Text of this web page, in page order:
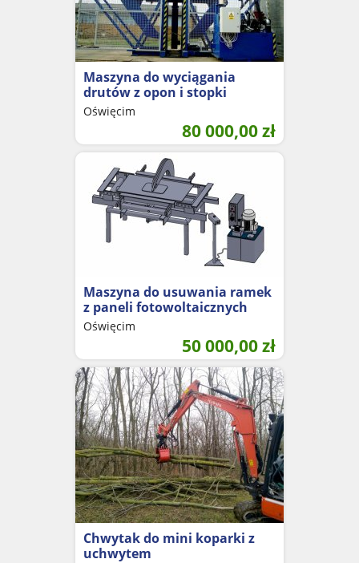
Maszyna do wyciągania
drutów z opon i stopki
Oświęcim
80 000,00zł
Maszyna do usuwania ramek
z paneli fotowoltaicznych
Oświęcim
50 000,00zł
Chwytak do mini koparki z
uchwytem